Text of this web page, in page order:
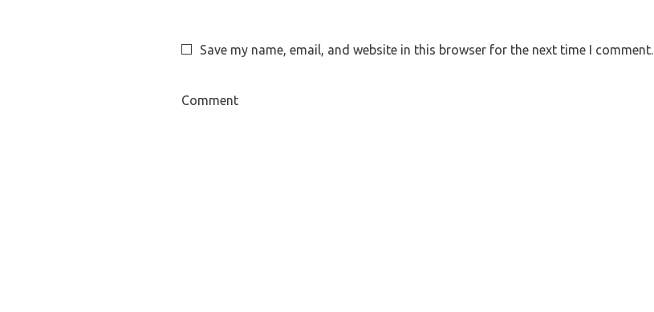
Save my name, email, and website in this browser for the next time I comment.
Comment